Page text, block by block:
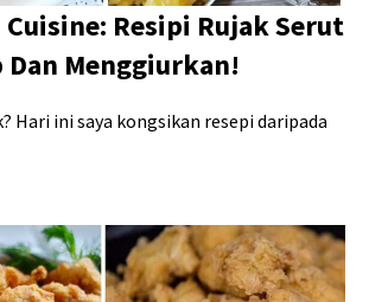
Resipi Rujak Serut
Dan Menggiurkan!
Hari ini saya kongsikan resepi daripada